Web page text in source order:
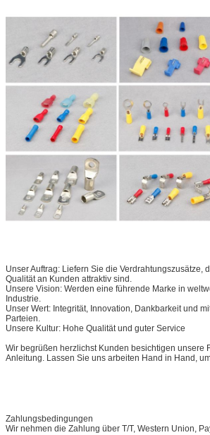
Unser Auftrag: Liefern Sie die Verdrahtungszusätze,
Qualität an Kunden attraktiv sind.
Unsere Vision: Werden eine führende Marke in
Industrie.
Unser Wert: Integrität, Innovation, Dankbarkeit und
Parteien.
Unsere Kultur: Hohe Qualität und guter Service
Wir begrüßen herzlichst Kunden besichtigen unsere
Anleitung. Lassen Sie uns arbeiten Hand in Hand,
Zahlungsbedingungen
Wir nehmen die Zahlung über T/T, Western Union,